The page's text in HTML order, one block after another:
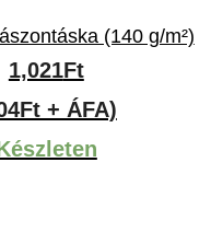
(140 g/m²)
1,021Ft
+ ÁFA)